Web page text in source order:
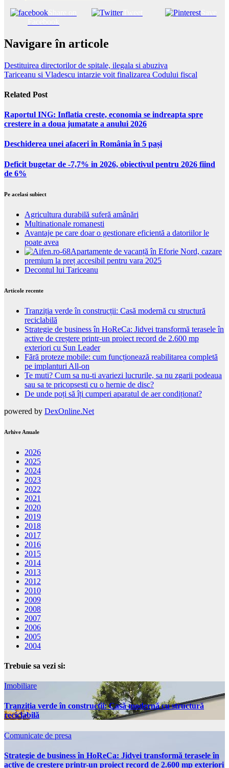
Tweet Save
Navigare în articole
Destituirea directorilor de spitale, ilegala si abuziva
Tariceanu si Vladescu intarzie voit finalizarea Codului fiscal
Related Post
Raportul ING: Inflatia creste, economia se indreapta spre
crestere in a doua jumatate a anului 2026
Deschiderea unei afaceri în România în 5 pași
Deficit bugetar de -7,7% in 2026, obiectivul pentru 2026 fiind
de 6%
Pe acelasi subiect
Agricultura durabilă suferă amânări
Multinationale romanesti
Avantaje pe care doar o gestionare eficientă a datoriilor le
poate avea
Apartamente de vacanță în Eforie Nord, cazare
premium la preț accesibil pentru vara 2025
Decontul lui Tariceanu
Articole recente
Tranziția verde în construcții: Casă modernă cu structură
reciclabilă
Strategie de business în HoReCa: Jidvei transformă terasele în
active de creștere printr-un proiect record de 2.600 mp
exteriori cu Sun Leader
Fără proteze mobile: cum funcționează reabilitarea completă
pe implanturi All-on
Te muti? Cum sa nu-ti avariezi lucrurile, sa nu zgarii podeaua
sau sa te pricopsesti cu o hernie de disc?
De unde poți să îți cumperi aparatul de aer condiționat?
powered by DexOnline.Net
Arhive Anuale
2026
2025
2024
2023
2022
2021
2020
2019
2018
2017
2016
2015
2014
2013
2012
2010
2009
2008
2007
2006
2005
2004
Trebuie sa vezi si:
Imobiliare
Tranziția verde în construcții: Casă modernă cu structură
reciclabilă
Comunicate de presa
Strategie de business în HoReCa: Jidvei transformă terasele în
active de creștere printr-un proiect record de 2.600 mp exteriori